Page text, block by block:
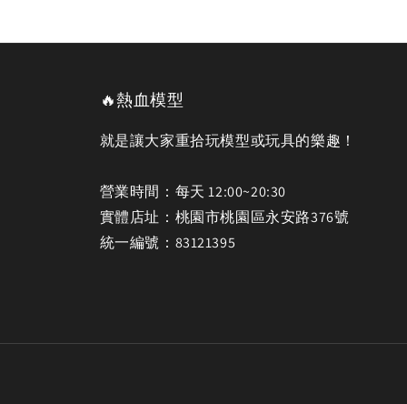
🔥熱血模型
就是讓大家重拾玩模型或玩具的樂趣！
營業時間：每天 12:00~20:30
實體店址：桃園市桃園區永安路376號
統一編號：83121395